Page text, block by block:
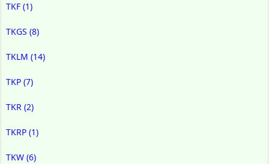
TKF (1)
TKGS (8)
TKLM (14)
TKP (7)
TKR (2)
TKRP (1)
TKW (6)